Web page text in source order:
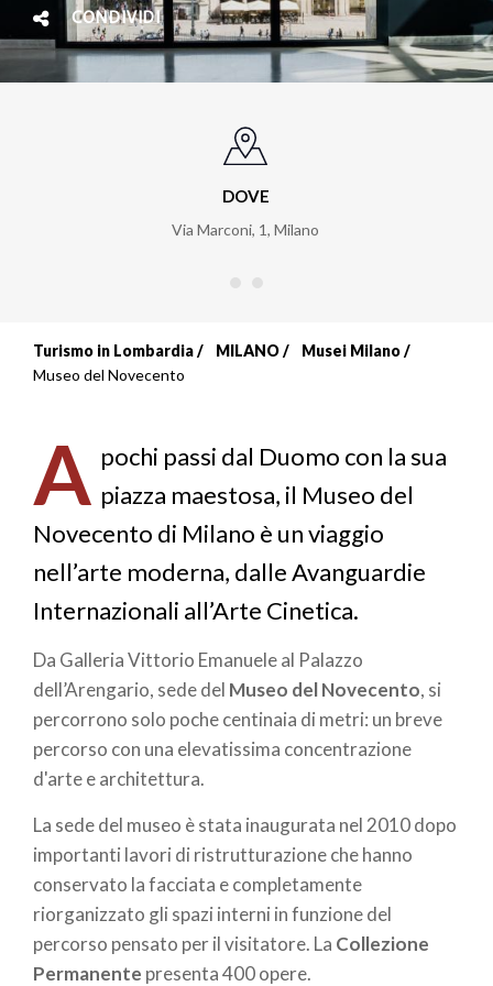
CONDIVIDI
DOVE
Via Marconi, 1, Milano
Briciole
pane
Turismo in Lombardia MILANO
Musei Milano
Museo del Novecento
A pochi passi dal Duomo con la sua
piazza maestosa, il Museo del
Novecento di Milano è un viaggio
nell’arte moderna, dalle Avanguardie
Internazionali all’Arte Cinetica.
Da Galleria Vittorio Emanuele al Palazzo
dell’Arengario, sede del Museo del Novecento, si
percorrono solo poche centinaia di metri: un breve
percorso con una elevatissima concentrazione
d'arte e architettura.
La sede del museo è stata inaugurata nel 2010 dopo
importanti lavori di ristrutturazione che hanno
conservato la facciata e completamente
riorganizzato gli spazi interni in funzione del
percorso pensato per il visitatore. La Collezione
Permanente presenta 400 opere.